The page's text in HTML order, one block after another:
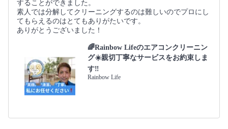
することができました。
素人では分解してクリーニングするのは難しいのでプロにし
てもらえるのはとてもありがたいです。
ありがとうございました！
🌈Rainbow Lifeのエアコンクリーニン
グ☀️親切丁寧なサービスをお約束しま
す‼️
Rainbow Life